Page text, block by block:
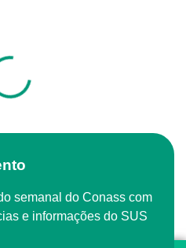
semanal do Conass com
e informações do SUS